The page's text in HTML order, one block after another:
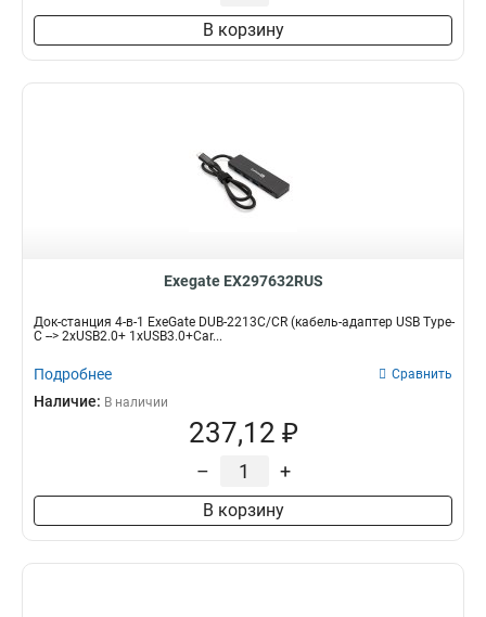
В корзину
Exegate EX297632RUS
Док-станция 4-в-1 ExeGate DUB-2213C/CR (кабель-адаптер USB Type-
C --> 2xUSB2.0+ 1xUSB3.0+Car...
Подробнее Сравнить
Наличие: В наличии
237,12 ₽
– +
В корзину